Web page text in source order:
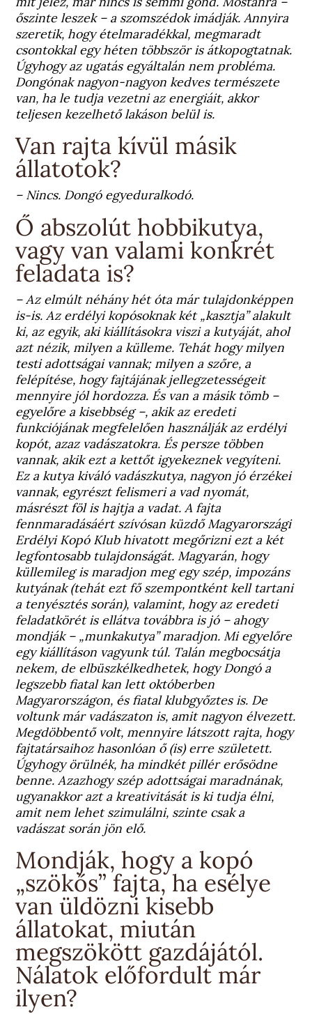
őszinte leszek – a szomszédok imádják. Annyira
szeretik, hogy ételmaradékkal, megmaradt
csontokkal egy héten többször is átkopogtatnak.
Úgyhogy az ugatás egyáltalán nem probléma.
Dongónak nagyon-nagyon kedves természete
van, ha le tudja vezetni az energiáit, akkor
teljesen kezelhető lakáson belül is.
Van rajta kívül másik
állatotok?
– Nincs. Dongó egyeduralkodó.
Ő abszolút hobbikutya,
vagy van valami konkrét
feladata is?
– Az elmúlt néhány hét óta már tulajdonképpen
is-is. Az erdélyi kopósoknak két „kasztja” alakult
ki, az egyik, aki kiállításokra viszi a kutyáját, ahol
azt nézik, milyen a külleme. Tehát hogy milyen
testi adottságai vannak; milyen a szőre, a
felépítése, hogy fajtájának jellegzetességeit
mennyire jól hordozza. És van a másik tömb –
egyelőre a kisebbség –, akik az eredeti
funkciójának megfelelően használják az erdélyi
kopót, azaz vadászatokra. És persze többen
vannak, akik ezt a kettőt igyekeznek vegyíteni.
Ez a kutya kiváló vadászkutya, nagyon jó érzékei
vannak, egyrészt felismeri a vad nyomát,
másrészt föl is hajtja a vadat. A fajta
fennmaradásáért szívósan küzdő Magyarországi
Erdélyi Kopó Klub hivatott megőrizni ezt a két
legfontosabb tulajdonságát. Magyarán, hogy
küllemileg is maradjon meg egy szép, impozáns
kutyának (tehát ezt fő szempontként kell tartani
a tenyésztés során), valamint, hogy az eredeti
feladatkörét is ellátva továbbra is jó – ahogy
mondják – „munkakutya” maradjon. Mi egyelőre
egy kiállításon vagyunk túl. Talán megbocsátja
nekem, de elbüszkélkedhetek, hogy Dongó a
legszebb fiatal kan lett októberben
Magyarországon, és fiatal klubgyőztes is. De
voltunk már vadászaton is, amit nagyon élvezett.
Megdöbbentő volt, mennyire látszott rajta, hogy
fajtatársaihoz hasonlóan ő (is) erre született.
Úgyhogy örülnék, ha mindkét pillér erősödne
benne. Azazhogy szép adottságai maradnának,
ugyanakkor azt a kreativitását is ki tudja élni,
amit nem lehet szimulálni, szinte csak a
vadászat során jön elő.
Mondják, hogy a kopó
„szökős” fajta, ha esélye
van üldözni kisebb
állatokat, miután
megszökött gazdájától.
Nálatok előfordult már
ilyen?